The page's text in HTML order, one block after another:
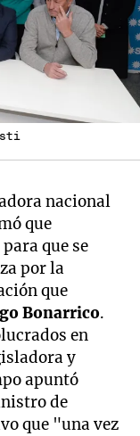
nacional
que
que se
por la
que
Bonarrico.
en
y
apuntó
de
que "una vez